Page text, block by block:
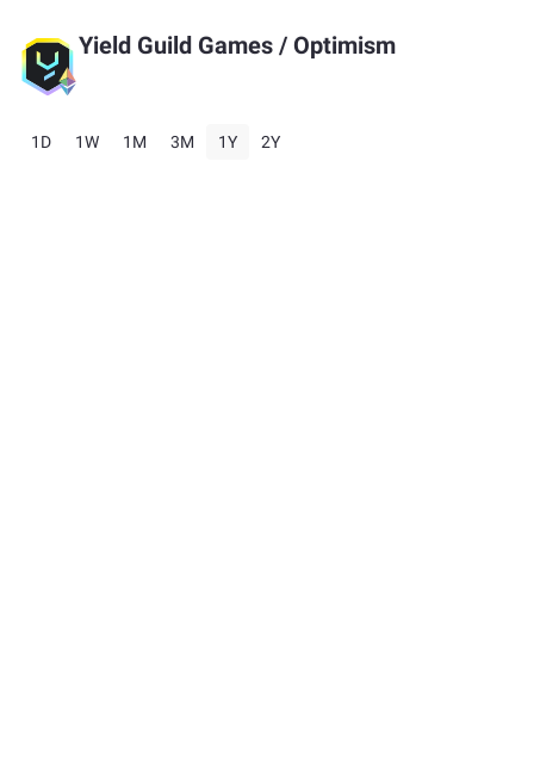
Yield Guild Games / Optimism
1D 1W 1M 3M 1Y 2Y